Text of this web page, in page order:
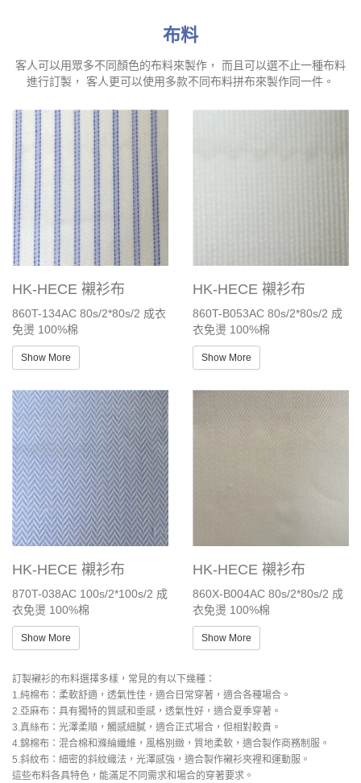
布料
客人可以用眾多不同顏色的布料來製作， 而且可以選不止一種布料
進行訂製， 客人更可以使用多款不同布料拼布來製作同一件。
HK-HECE 襯衫布
860T-134AC 80s/2*80s/2 成衣
免燙 100%棉
Show More
HK-HECE 襯衫布
860T-B053AC 80s/2*80s/2 成
衣免燙 100%棉
Show More
HK-HECE 襯衫布
870T-038AC 100s/2*100s/2 成
衣免燙 100%棉
Show More
HK-HECE 襯衫布
860X-B004AC 80s/2*80s/2 成
衣免燙 100%棉
Show More
訂製襯衫的布料選擇多樣，常見的有以下幾種：
1.純棉布：柔軟舒適，透氣性佳，適合日常穿著，適合各種場合。
2.亞麻布：具有獨特的質感和垂感，透氣性好，適合夏季穿著。
3.真絲布：光澤柔順，觸感細膩，適合正式場合，但相對較貴。
4.錦棉布：混合棉和滌綸纖維，風格別緻，質地柔軟，適合製作商務制服。
5.斜紋布：細密的斜紋織法，光澤感強，適合製作襯衫夾裡和運動服。
這些布料各具特色，能滿足不同需求和場合的穿著要求。